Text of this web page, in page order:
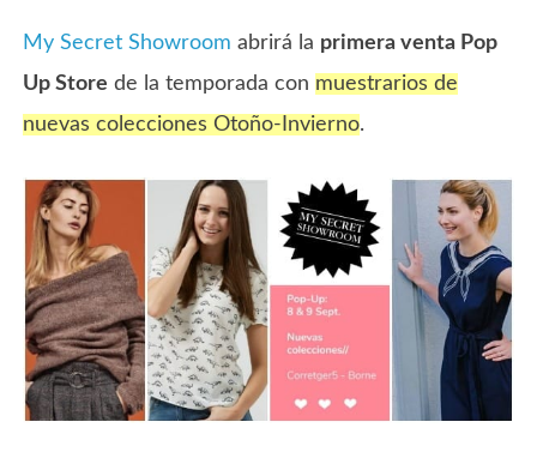
My Secret Showroom abrirá la primera venta Pop
Up Store de la temporada con muestrarios de
nuevas colecciones Otoño-Invierno.